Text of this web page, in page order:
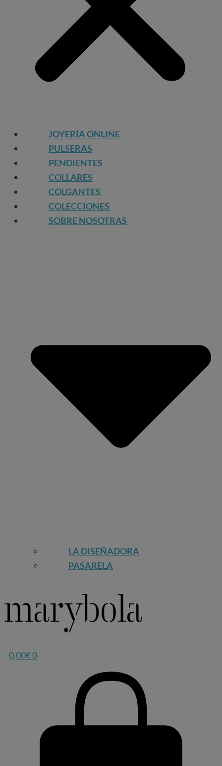
JOYERÍA ONLINE
PULSERAS
PENDIENTES
COLLARES
COLGANTES
COLECCIONES
SOBRE NOSOTRAS
LA DISEÑADORA
PASARELA
0,00€0